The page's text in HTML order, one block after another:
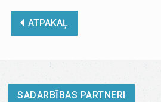
ATPAKAĻ
SADARBĪBAS PARTNERI